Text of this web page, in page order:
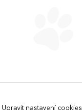
Upravit nastavení cookies